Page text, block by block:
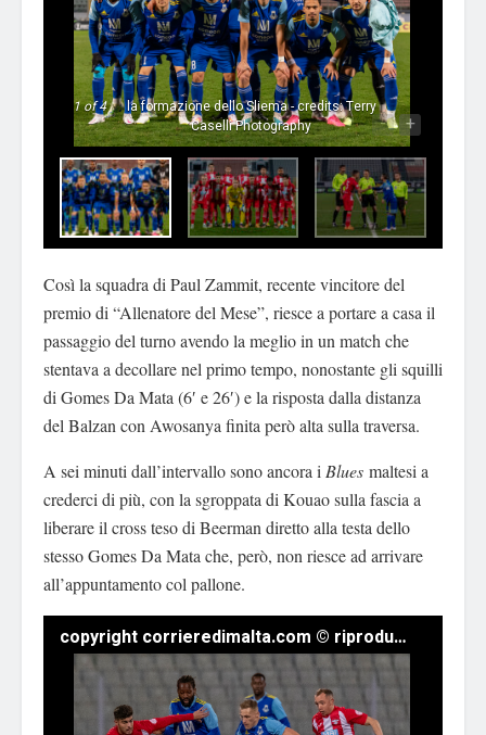
1of 4
la formazione dello Sliema - credits: Terry
Caselli Photography
- +
Così la squadra di Paul Zammit, recente vincitore del
premio di “Allenatore del Mese”, riesce a portare a casa il
passaggio del turno avendo la meglio in un match che
stentava a decollare nel primo tempo, nonostante gli squilli
di Gomes Da Mata (6′ e 26′) e la risposta dalla distanza
del Balzan con Awosanya finita però alta sulla traversa.
A sei minuti dall’intervallo sono ancora i Blues maltesi a
crederci di più, con la sgroppata di Kouao sulla fascia a
liberare il cross teso di Beerman diretto alla testa dello
stesso Gomes Da Mata che, però, non riesce ad arrivare
all’appuntamento col pallone.
copyright corrieredimalta.com © riproduzione riservata